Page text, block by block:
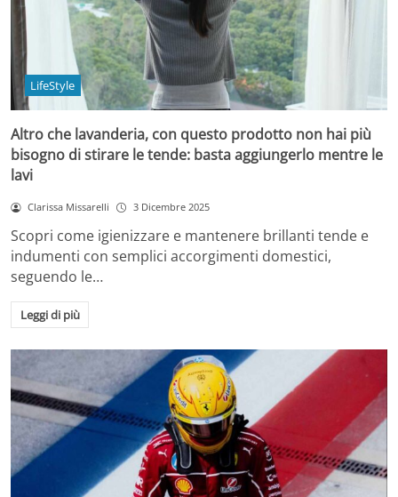
LifeStyle
Altro che lavanderia, con questo prodotto non hai più
bisogno di stirare le tende: basta aggiungerlo mentre le
lavi
Clarissa Missarelli 3 Dicembre 2025
Scopri come igienizzare e mantenere brillanti tende e
indumenti con semplici accorgimenti domestici,
seguendo le…
Leggi di più